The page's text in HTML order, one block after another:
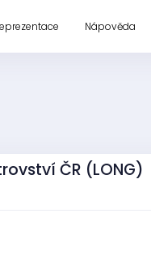
Nápověda
ČR (LONG)